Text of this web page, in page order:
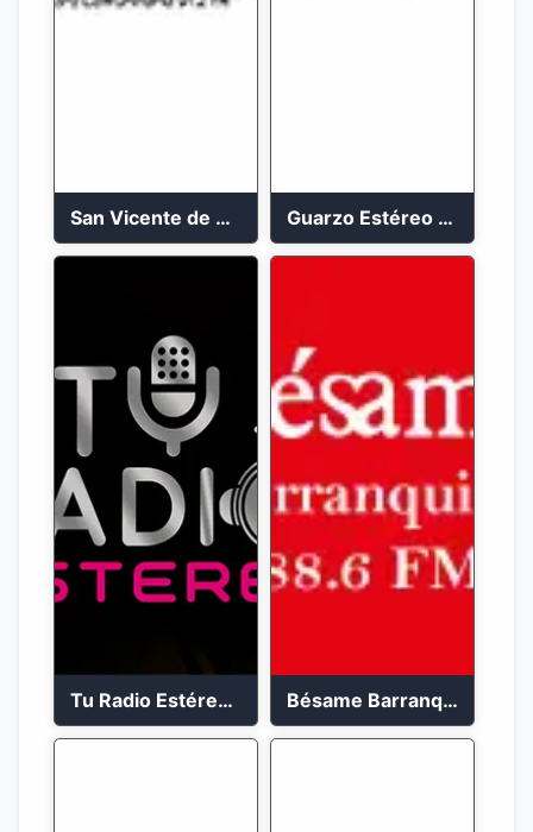
San Vicente de Chucuri 91.2 FM Guarzo Estéreo 24/7
Tu Radio Estéreo 24/7 Bésame Barranquilla en vivo 88.6 FM